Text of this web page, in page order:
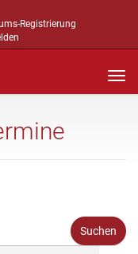
Registrierung